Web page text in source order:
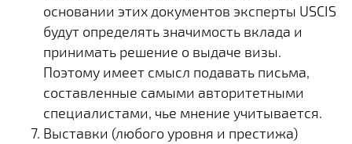
основании этих документов эксперты USCIS
будут определять значимость вклада и
принимать решение о выдаче визы.
Поэтому имеет смысл подавать письма,
составленные самыми авторитетными
специалистами, чье мнение учитывается.
Выставки (любого уровня и престижа)